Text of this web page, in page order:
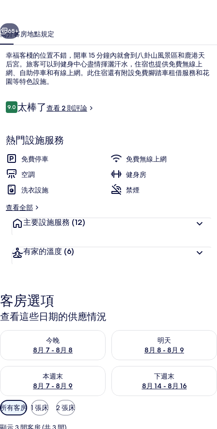
集
個 下一個
65+
簡介客房地點規定
幸福客棧的位置不錯，開車 15 分鐘內就會到八卦山風景區和鹿港天
后宮。旅客可以到健身中心盡情揮灑汗水，住宿也提供免費無線上
網、自助停車和有線上網。此住宿還有附設免費腳踏車租借服務和花
園等特色設施。
評
論
9.09.0 分，滿分 10 分，
太棒了查看 2 則評論
熱門設施服務
免費停車
免費無線上網
空調
健身房
洗衣設施
禁煙
查看全部
主要設施服務 (12)
有家的溫度 (6)
客房選項
查看這些日期的供應情況
今晚
8月 7 - 8月 8
查看今晚 (8月 7 - 8月 8) 的供應情況
明天
8月 8 - 8月 9
查看明天 (8月 8 - 8月 9) 的供
本週末
8月 7 - 8月 9
查看本週末 (8月 7 - 8月 9) 的供應情況
下週末
8月 14 - 8月 16
查看下週末 (8月 14 - 8月 16)
可
用
的
所有客房 1 張床 2 張床